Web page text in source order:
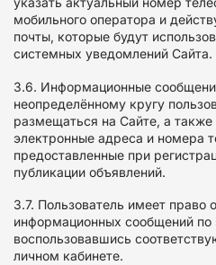
мобильного оператора и
почты, которые будут
системных уведомлений Сайта.
3.6. Информационные
неопределённому кругу
размещаться на Сайте, а также
электронные адреса и номера
предоставленные при
публикации объявлений.
3.7. Пользователь имеет право
информационных сообщений по
воспользовавшись
личном кабинете.